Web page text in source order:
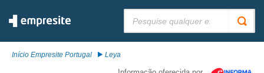
Início Empresite Portugal Leya